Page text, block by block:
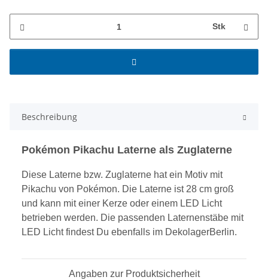
Stk
Beschreibung
Pokémon Pikachu Laterne als Zuglaterne
Diese Laterne bzw. Zuglaterne hat ein Motiv mit
Pikachu von Pokémon. Die Laterne ist 28 cm groß
und kann mit einer Kerze oder einem LED Licht
betrieben werden. Die passenden Laternenstäbe mit
LED Licht findest Du ebenfalls im DekolagerBerlin.
Angaben zur Produktsicherheit